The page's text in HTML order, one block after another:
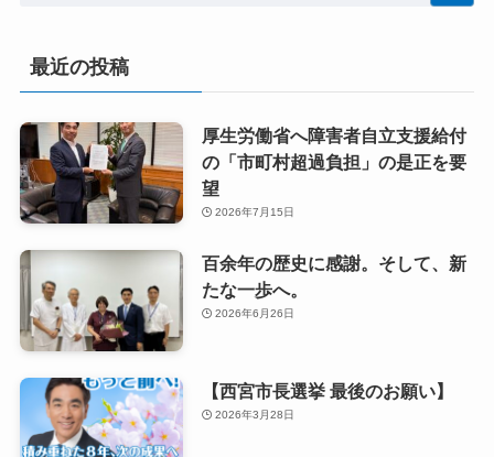
最近の投稿
厚生労働省へ障害者自立支援給付
の「市町村超過負担」の是正を要
望
2026年7月15日
百余年の歴史に感謝。そして、新
たな一歩へ。
2026年6月26日
【西宮市長選挙 最後のお願い】
2026年3月28日